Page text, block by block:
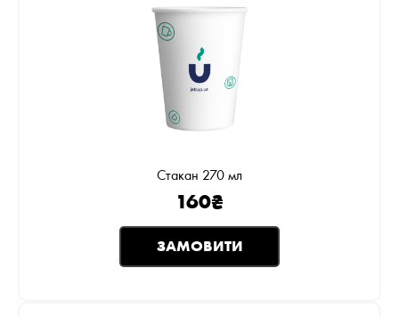
Стакан 270 мл
160₴
ЗАМОВИТИ